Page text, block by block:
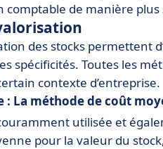
comptable de manière
des stocks permettent
spécificités. Toutes les
contexte d’entreprise.
: La méthode de coût
utilisée et
pour la valeur du